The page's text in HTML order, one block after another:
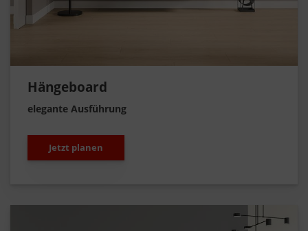
Hängeboard
elegante Ausführung
Jetzt planen